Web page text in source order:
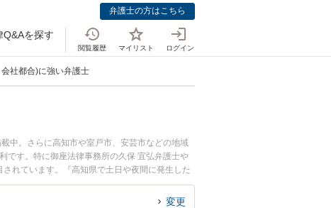
弁護士の方はこちら
Q&Aを探す
閲覧履歴 マイリスト ログイン
社都合)に強い弁護士
中。さらに高知市や室戸市、安芸市などの地域
です。特に御座法律事務所の久保 宜弘弁護士や
れています。『高知県で土日や夜間に発生した
豊富な近くの弁護士を検索したい』『初回相談
です。
変更